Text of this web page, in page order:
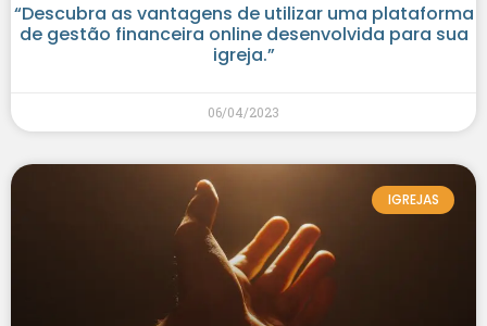
“Descubra as vantagens de utilizar uma plataforma
de gestão financeira online desenvolvida para sua
igreja.”
06/04/2023
IGREJAS